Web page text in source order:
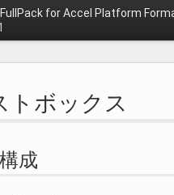
FullPack for Accel Platform
トボックス
成